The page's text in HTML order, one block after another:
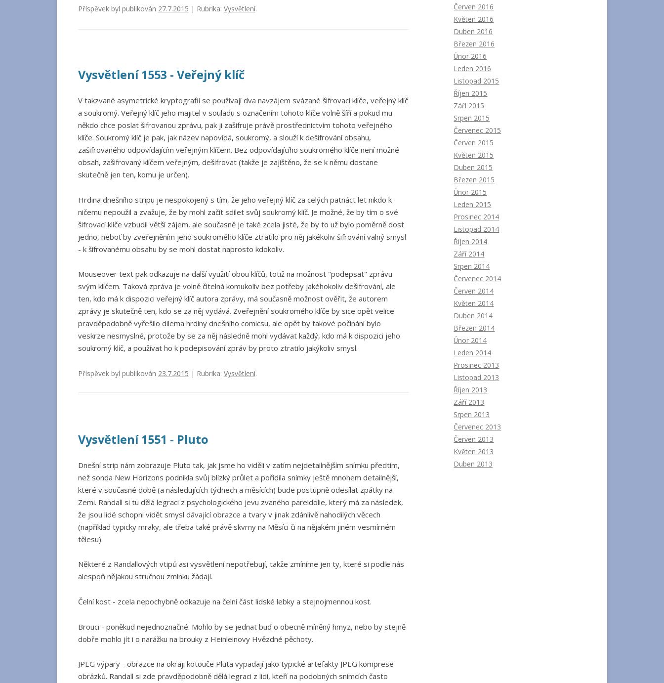
Příspěvek byl publikován 27.7.2015 | Rubrika: Vysvětlení.
Vysvětlení 1553 - Veřejný klíč
V takzvané asymetrické kryptografii se používají dva navzájem svázané šifrovací klíče, veřejný klíč
a soukromý. Veřejný klíč jeho majitel v souladu s označením tohoto klíče volně šíří a pokud mu
někdo chce poslat šifrovanou zprávu, pak ji zašifruje právě prostřednictvím tohoto veřejného
klíče. Soukromý klíč je pak, jak název napovídá, soukromý, a slouží k dešifrování obsahu,
zašifrovaného odpovídajícím veřejným klíčem. Bez odpovídajícího soukromého klíče není možné
obsah, zašifrovaný klíčem veřejným, dešifrovat (takže je zajištěno, že se k němu dostane
skutečně jen ten, komu je určen).
Hrdina dnešního stripu je nespokojený s tím, že jeho veřejný klíč za celých patnáct let nikdo k
ničemu nepoužil a zvažuje, že by mohl začít sdílet svůj soukromý klíč. Je možné, že by tím o své
šifrovací klíče vzbudil větší zájem, ale současně je také zcela jisté, že by to už bylo poměrně dost
jedno, neboť by zveřejněním jeho soukromého klíče ztratilo pro něj jakékoliv šifrování valný smysl
- k šifrovanému obsahu by se mohl dostat naprosto kdokoliv.
Mouseover text pak odkazuje na další využití obou klíčů, totiž na možnost "podepsat" zprávu
svým klíčem. Taková zpráva je volně čitelná komukoliv bez potřeby jakéhokoliv dešifrování, ale
ten, kdo má k dispozici veřejný klíč autora zprávy, má současně možnost ověřit, že autorem
zprávy je skutečně ten, kdo se za něj vydává. Zveřejnění soukromého klíče by sice opět velice
pravděpodobně vyřešilo dilema hrdiny dnešního comicsu, ale opět by takové počínání bylo
veskrze nesmyslné, protože by se za něj následně mohl vydávat každý, kdo má k dispozici jeho
soukromý klíč, a používat ho k podepisování zpráv by proto ztratilo jakýkoliv smysl.
Příspěvek byl publikován 23.7.2015 | Rubrika: Vysvětlení.
Vysvětlení 1551 - Pluto
Dnešní strip nám zobrazuje Pluto tak, jak jsme ho viděli v zatím nejdetailnějším snímku předtím,
než sonda New Horizons podnikla svůj blízký průlet a pořídila snímky ještě mnohem detailnější,
které v současné době (a následujících týdnech a měsících) bude postupně odesílat zpátky na
Zemi. Randall si tu dělá legraci z psychologického jevu zvaného pareidolie, který má za následek,
že jsou lidé schopni vidět smysl dávající obrazce a tvary v jinak zdánlivě nahodilých věcech
(například typicky mraky, ale třeba také právě skvrny na Měsíci či na nějakém jiném vesmírném
tělesu).
Některé z Randallových vtipů asi vysvětlení nepotřebují, takže zmíníme jen ty, které si podle nás
alespoň nějakou stručnou zmínku žádají.
Čelní kost - zcela nepochybně odkazuje na čelní část lidské lebky a stejnojmennou kost.
Brouci - poněkud nejednoznačné. Mohlo by se jednat buď o obecně míněný hmyz, nebo by stejně
dobře mohlo jít i o narážku na brouky z Heinleinovy Hvězdné pěchoty.
JPEG výpary - obrazce na okraji kotouče Pluta vypadají jako typické artefakty JPEG komprese
obrázků. Randall si zde pravděpodobně dělá legraci z lidí, kteří na podobných snímcích často
Červen 2016
Květen 2016
Duben 2016
Březen 2016
Únor 2016
Leden 2016
Listopad 2015
Říjen 2015
Září 2015
Srpen 2015
Červenec 2015
Červen 2015
Květen 2015
Duben 2015
Březen 2015
Únor 2015
Leden 2015
Prosinec 2014
Listopad 2014
Říjen 2014
Září 2014
Srpen 2014
Červenec 2014
Červen 2014
Květen 2014
Duben 2014
Březen 2014
Únor 2014
Leden 2014
Prosinec 2013
Listopad 2013
Říjen 2013
Září 2013
Srpen 2013
Červenec 2013
Červen 2013
Květen 2013
Duben 2013